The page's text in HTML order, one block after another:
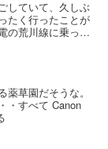
していて、久しぶ
たく行ったことが
の荒川線に乗って
草園だそうな。
・すべて Canon